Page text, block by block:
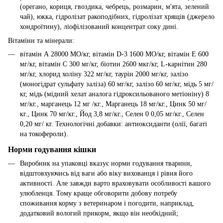
(орегано, кориця, гвоздика, чебрець, розмарин, м'ята, зелений
чай), юкка, гідролізат ракоподібних, гідролізат хрящів (джерело
хондроїтину), ліофілізований концентрат соку дині.
Вітаміни та мінерали:
вітамін А 28000 МО/кг, вітамін D-3 1600 МО/кг, вітамін Е 600
мг/кг, вітамін С 300 мг/кг, біотин 2600 мкг/кг, L-карнітин 280
мг/кг, хлорид холіну 322 мг/кг, таурін 2000 мг/кг, залізо
(моногідрат сульфату заліза) 60 мг/кг, залізо 60 мг/кг, мідь 5 мг/
кг, мідь (мідний хелат аналога гідроксильованого метіоніну) 8
мг/кг., марганець 12 мг /кг., Марганець 18 мг/кг., Цинк 50 мг/
кг., Цинк 70 мг/кг., Йод 3,8 мг/кг., Селен 0 0,05 мг/кг., Селен
0,20 мг/ кг. Технологічні добавки: антиоксиданти (олії, багаті
на токофероли).
Норми годування кішки
Виробник на упаковці вказує норми годування тварини,
відштовхуючись від ваги або віку вихованця і рівня його
активності. Але завжди варто враховувати особливості вашого
улюбленця. Тому краще обговорити добову потребу
споживання корму з ветеринаром і погодити, наприклад,
додатковий вологий прикорм, якщо він необхідний;